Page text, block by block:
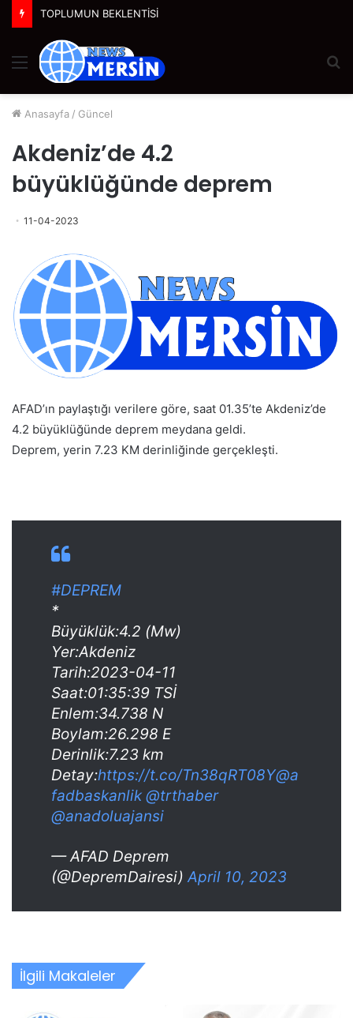
TOPLUMUN BEKLENTİSİ
Menü
Anasayfa / Güncel
Akdeniz’de 4.2
büyüklüğünde deprem
11-04-2023
AFAD’ın paylaştığı verilere göre, saat 01.35’te Akdeniz’de
4.2 büyüklüğünde deprem meydana geldi.
Deprem, yerin 7.23 KM derinliğinde gerçekleşti.
#DEPREM
*
Büyüklük:4.2 (Mw)
Yer:Akdeniz
Tarih:2023-04-11
Saat:01:35:39 TSİ
Enlem:34.738 N
Boylam:26.298 E
Derinlik:7.23 km
Detay:https://t.co/Tn38qRT08Y@a
fadbaskanlik @trthaber
@anadoluajansi
— AFAD Deprem
(@DepremDairesi)April 10, 2023
İlgili Makaleler